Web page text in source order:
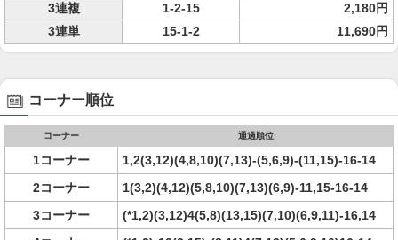
3連複
1-2-15
2,180円
3連単
15-1-2 11,690円
コーナー順位
コーナー 通過順位
1コーナー
1,2(3,12)(4,8,10)(7,13)-(5,6,9)-(11,15)-16-14
2コーナー
1(3,2)(4,12)(5,8,10)(7,13)(6,9)-11,15-16-14
3コーナー
(*1,2)(3,12)4(5,8)(13,15)(7,10)(6,9,11)-16,14